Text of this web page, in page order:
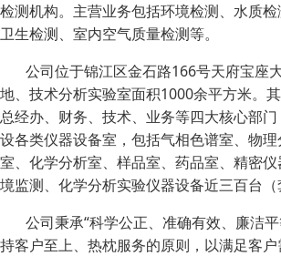
检测机构。主营业务包括环境检测、水质
卫生检测、室内空气质量检测等。
公司位于锦江区金石路166号天府宝座
地、技术分析实验室面积1000余平方米。
总经办、财务、技术、业务等四大核心部
设各类仪器设备室，包括气相色谱室、物
室、化学分析室、样品室、药品室、精密
境监测、化学分析实验仪器设备近三百台（
公司秉承“科学公正、准确有效、廉洁平
持客户至上、热枕服务的原则，以满足客